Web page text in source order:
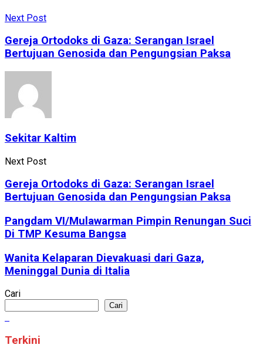
Next Post
Gereja Ortodoks di Gaza: Serangan Israel
Bertujuan Genosida dan Pengungsian Paksa
Sekitar Kaltim
Next Post
Gereja Ortodoks di Gaza: Serangan Israel
Bertujuan Genosida dan Pengungsian Paksa
Pangdam VI/Mulawarman Pimpin Renungan Suci
Di TMP Kesuma Bangsa
Wanita Kelaparan Dievakuasi dari Gaza,
Meninggal Dunia di Italia
Cari
Cari
Terkini